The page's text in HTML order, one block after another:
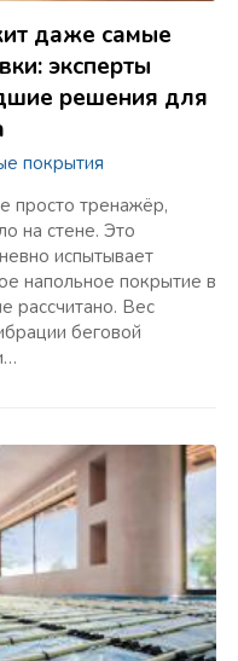
даже самые
эксперты
решения для
покрытия
просто тренажёр,
на стене. Это
испытывает
напольное покрытие в
рассчитано. Вес
беговой